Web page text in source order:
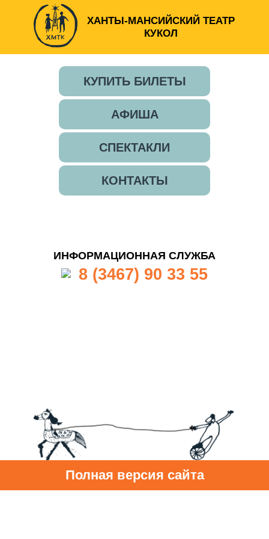
ХАНТЫ-МАНСИЙСКИЙ ТЕАТР
КУКОЛ
КУПИТЬ БИЛЕТЫ
АФИША
СПЕКТАКЛИ
КОНТАКТЫ
ИНФОРМАЦИОННАЯ СЛУЖБА
8 (3467) 90 33 55
Полная версия сайта